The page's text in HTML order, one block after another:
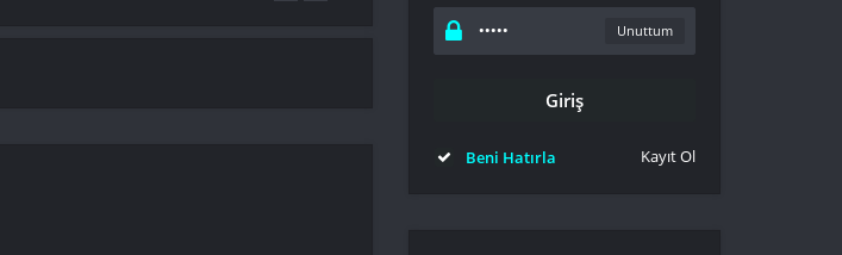
Unuttum
Beni Hatırla Kayıt Ol